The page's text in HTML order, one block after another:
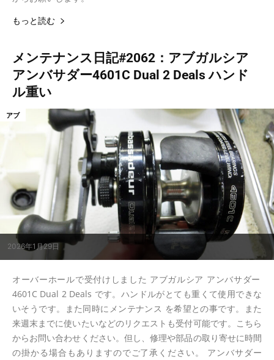
もっと読む
メンテナンス日記#2062：アブガルシア
アンバサダー4601C Dual 2 Deals ハンド
ル重い
2026年1月29日
アブ
オーバーホールで受付けしました アブガルシア アンバサダー
4601C Dual 2 Deals です。ハンドルがとても重くて使用できな
いそうです。また同時にメンテナンス を希望との事です。また
来週末までに使いたいなどのリクエストも受付可能です。こちら
からお問い合わせください。但し、修理や部品の取り寄せに時間
の掛かる場合もありますのでご了承ください。 アンバサダー